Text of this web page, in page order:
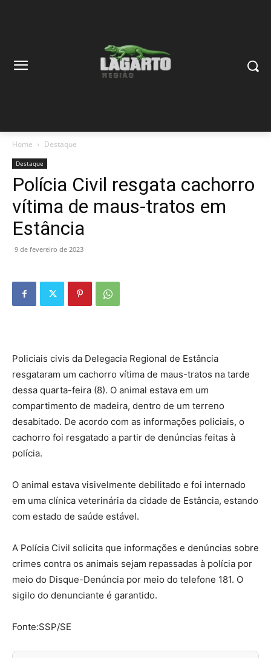
Home Destaque
Destaque
Polícia Civil resgata cachorro
vítima de maus-tratos em
Estância
9 de fevereiro de 2023
Policiais civis da Delegacia Regional de Estância
resgataram um cachorro vítima de maus-tratos na tarde
dessa quarta-feira (8). O animal estava em um
compartimento de madeira, dentro de um terreno
desabitado. De acordo com as informações policiais, o
cachorro foi resgatado a partir de denúncias feitas à
polícia.
O animal estava visivelmente debilitado e foi internado
em uma clínica veterinária da cidade de Estância, estando
com estado de saúde estável.
A Polícia Civil solicita que informações e denúncias sobre
crimes contra os animais sejam repassadas à polícia por
meio do Disque-Denúncia por meio do telefone 181. O
sigilo do denunciante é garantido.
Fonte:SSP/SE